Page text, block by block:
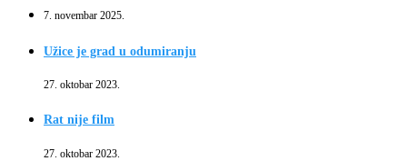
7. novembar 2025.
Užice je grad u odumiranju
27. oktobar 2023.
Rat nije film
27. oktobar 2023.